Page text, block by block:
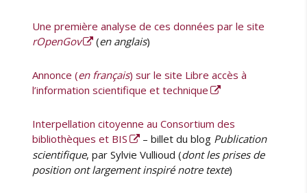
Une première analyse de ces données par le site
rOpenGov
(en anglais)
Annonce (en français) sur le site Libre accès à
l’information scientifique et technique
Interpellation citoyenne au Consortium des
bibliothèques et BIS
– billet du blog Publication
scientifique, par Sylvie Vullioud (dont les prises de
position ont largement inspiré notre texte)